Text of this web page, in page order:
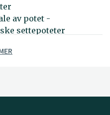
av potet -
settepoteter